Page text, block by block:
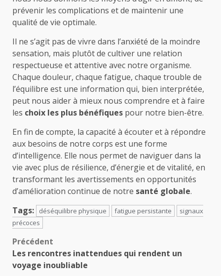
prévenir les complications et de maintenir une
qualité de vie optimale.
Il ne s’agit pas de vivre dans l’anxiété de la moindre
sensation, mais plutôt de cultiver une relation
respectueuse et attentive avec notre organisme.
Chaque douleur, chaque fatigue, chaque trouble de
l’équilibre est une information qui, bien interprétée,
peut nous aider à mieux nous comprendre et à faire
les choix les plus bénéfiques pour notre bien-être.
En fin de compte, la capacité à écouter et à répondre
aux besoins de notre corps est une forme
d’intelligence. Elle nous permet de naviguer dans la
vie avec plus de résilience, d’énergie et de vitalité, en
transformant les avertissements en opportunités
d’amélioration continue de notre santé globale.
Tags:
déséquilibre physique fatigue persistante
signaux
précoces
Navigation
d’article
Précédent
Les rencontres inattendues qui rendent un
voyage inoubliable